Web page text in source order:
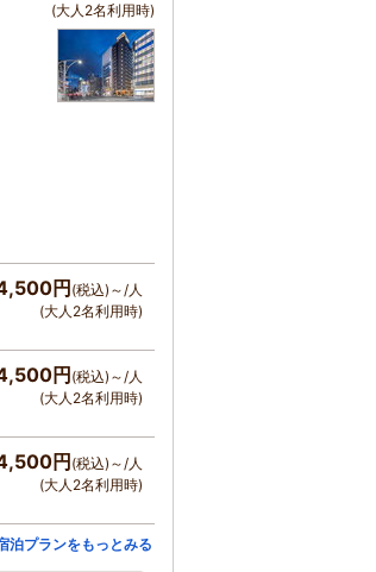
(大人2名利用時)
円 (税込)～/人
(大人2名利用時)
円 (税込)～/人
(大人2名利用時)
円 (税込)～/人
(大人2名利用時)
泊プランをもっとみる